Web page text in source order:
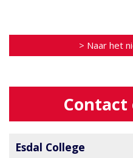
> Naar het
Contact
Esdal College